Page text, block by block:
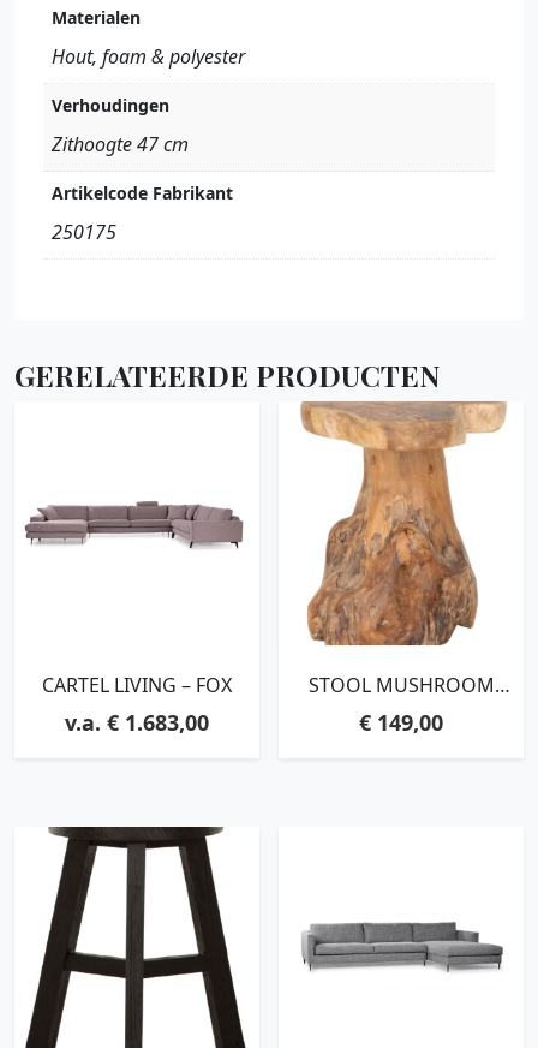
Materialen
Hout, foam & polyester
Verhoudingen
Zithoogte 47 cm
Artikelcode Fabrikant
250175
GERELATEERDE PRODUCTEN
CARTEL LIVING – FOX
€1.683,00
STOOL MUSHROOM
TEAKWOOD ROOTS
€ 149,00